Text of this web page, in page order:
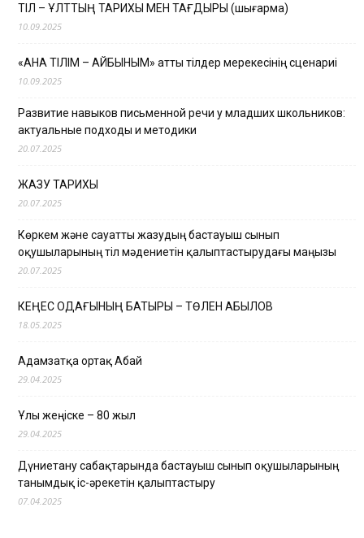
ТІЛ – ҰЛТТЫҢ ТАРИХЫ МЕН ТАҒДЫРЫ (шығарма)
10.09.2025
«АНА ТІЛІМ – АЙБЫНЫМ» атты тілдер мерекесінің сценариі
10.09.2025
Развитие навыков письменной речи у младших школьников:
актуальные подходы и методики
20.07.2025
ЖАЗУ ТАРИХЫ
20.07.2025
Көркем және сауатты жазудың бастауыш сынып
оқушыларының тіл мәдениетін қалыптастырудағы маңызы
20.07.2025
КЕҢЕС ОДАҒЫНЫҢ БАТЫРЫ – ТӨЛЕН ҚАБЫЛОВ
18.05.2025
Адамзатқа ортақ Абай
29.04.2025
Ұлы жеңіске – 80 жыл
29.04.2025
Дүниетану сабақтарында бастауыш сынып оқушыларының
танымдық іс-әрекетін қалыптастыру
07.04.2025